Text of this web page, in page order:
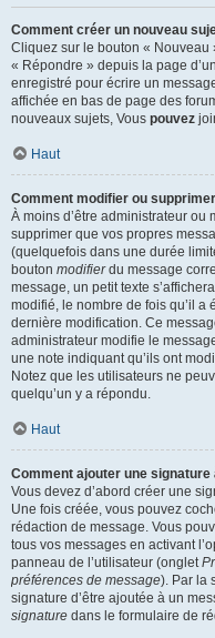
Comment créer un nouveau
Cliquez sur le bouton « Nouveau
« Répondre » depuis la page
enregistré pour écrire un
affichée en bas de page des
nouveaux sujets, Vous pouvez
Haut
Comment modifier ou
À moins d’être administrateur ou
supprimer que vos propres
(quelquefois dans une durée
bouton modifierdu message
message, un petit texte
modifié, le nombre de fois qu’il a
dernière modification. Ce
administrateur modifie le
une note indiquant qu’ils ont
Notez que les utilisateurs ne
quelqu’un y a répondu.
Haut
Comment ajouter une
Vous devez d’abord créer une
Une fois créée, vous pouvez
rédaction de message. Vous
tous vos messages en activant
panneau de l’utilisateur (onglet
préférences de message). Par la
signature d’être ajoutée à un
signature dans le formulaire de